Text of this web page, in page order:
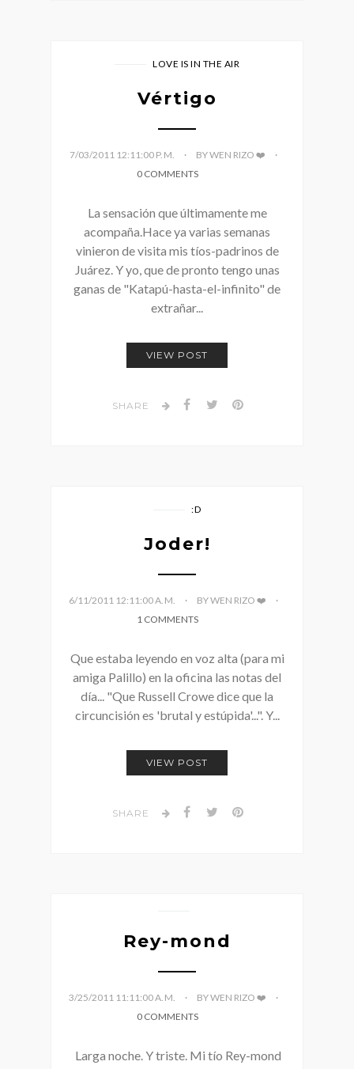
LOVE IS IN THE AIR
Vértigo
7/03/2011 12:11:00 P. M.
BY WEN RIZO ❤️
0 COMMENTS
La sensación que últimamente me
acompaña.Hace ya varias semanas
vinieron de visita mis tíos-padrinos de
Juárez. Y yo, que de pronto tengo unas
ganas de "Katapú-hasta-el-infinito" de
extrañar...
VIEW POST
SHARE
:D
Joder!
6/11/2011 12:11:00 A. M.
BY WEN RIZO ❤️
1 COMMENTS
Que estaba leyendo en voz alta (para mi
amiga Palillo) en la oficina las notas del
día... "Que Russell Crowe dice que la
circuncisión es 'brutal y estúpida'...". Y...
VIEW POST
SHARE
Rey-mond
3/25/2011 11:11:00 A. M.
BY WEN RIZO ❤️
0 COMMENTS
Larga noche. Y triste. Mi tío Rey-mond